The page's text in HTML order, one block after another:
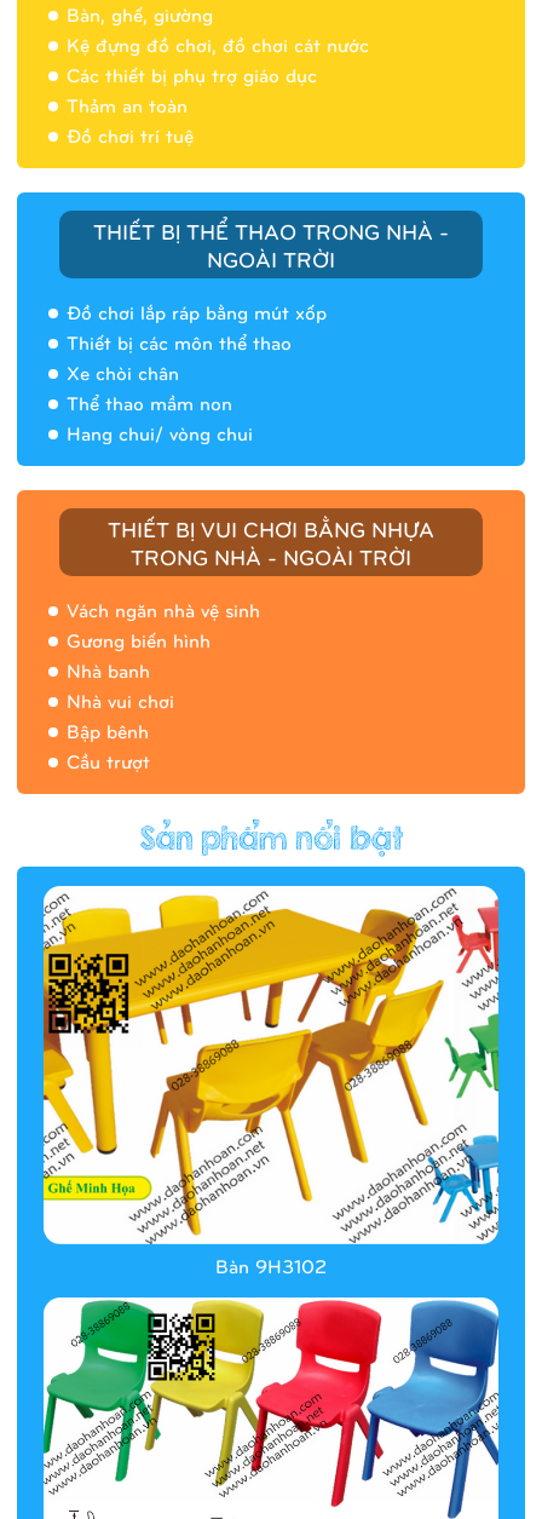
Bàn, ghế, giường
Kệ đựng đồ chơi, đồ chơi cát nước
Các thiết bị phụ trợ giáo dục
Thảm an toàn
Đồ chơi trí tuệ
THIẾT BỊ THỂ THAO TRONG NHÀ -
NGOÀI TRỜI
Đồ chơi lắp ráp bằng mút xốp
Thiết bị các môn thể thao
Xe chòi chân
Thể thao mầm non
Hang chui/ vòng chui
THIẾT BỊ VUI CHƠI BẰNG NHỰA
TRONG NHÀ - NGOÀI TRỜI
Vách ngăn nhà vệ sinh
Gương biến hình
Nhà banh
Nhà vui chơi
Bập bênh
Cầu trượt
Nhà banh 9H5404
Nhà banh 9H5408
Hàng rào/nhà banh 9H5412
Bàn 9H3102